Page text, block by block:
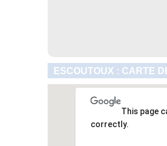
ESCOUTOUX : CARTE
This page
correctly.